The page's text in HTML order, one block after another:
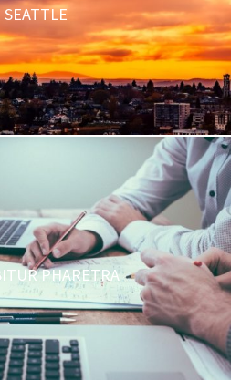
SEATTLE
PHARETRA